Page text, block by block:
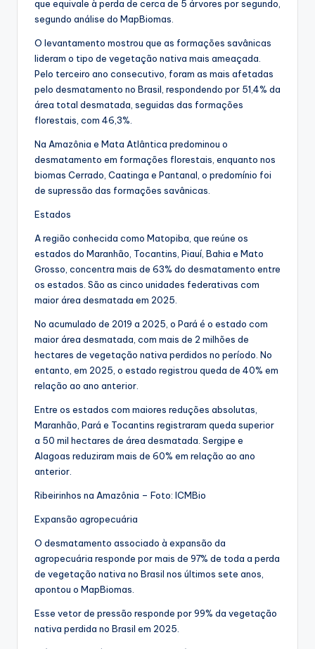
que equivale à perda de cerca de 5 árvores por segundo,
segundo análise do MapBiomas.
O levantamento mostrou que as formações savânicas
lideram o tipo de vegetação nativa mais ameaçada.
Pelo terceiro ano consecutivo, foram as mais afetadas
pelo desmatamento no Brasil, respondendo por 51,4% da
área total desmatada, seguidas das formações
florestais, com 46,3%.
Na Amazônia e Mata Atlântica predominou o
desmatamento em formações florestais, enquanto nos
biomas Cerrado, Caatinga e Pantanal, o predomínio foi
de supressão das formações savânicas.
Estados
A região conhecida como Matopiba, que reúne os
estados do Maranhão, Tocantins, Piauí, Bahia e Mato
Grosso, concentra mais de 63% do desmatamento entre
os estados. São as cinco unidades federativas com
maior área desmatada em 2025.
No acumulado de 2019 a 2025, o Pará é o estado com
maior área desmatada, com mais de 2 milhões de
hectares de vegetação nativa perdidos no período. No
entanto, em 2025, o estado registrou queda de 40% em
relação ao ano anterior.
Entre os estados com maiores reduções absolutas,
Maranhão, Pará e Tocantins registraram queda superior
a 50 mil hectares de área desmatada. Sergipe e
Alagoas reduziram mais de 60% em relação ao ano
anterior.
Ribeirinhos na Amazônia – Foto: ICMBio
Expansão agropecuária
O desmatamento associado à expansão da
agropecuária responde por mais de 97% de toda a perda
de vegetação nativa no Brasil nos últimos sete anos,
apontou o MapBiomas.
Esse vetor de pressão responde por 99% da vegetação
nativa perdida no Brasil em 2025.